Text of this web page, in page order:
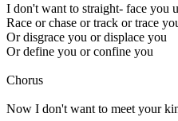
I don't want to straight- face you
Race or chase or track or trace
Or disgrace you or displace you
Or define you or confine you
Chorus
Now I don't want to meet your